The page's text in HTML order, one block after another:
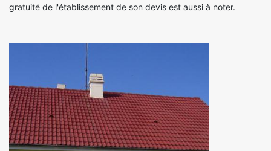
gratuité de l'établissement de son devis est aussi à noter.